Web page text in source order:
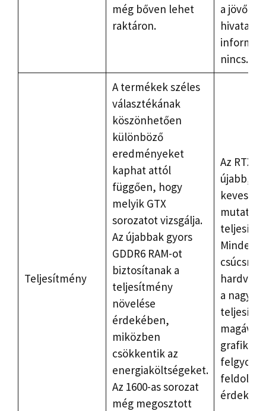
még bőven lehet
raktáron.
a
hivatalos
nincs.
Teljesítmény
A termékek széles
választékának
köszönhetően
különböző
eredményeket
kaphat attól
függően, hogy
melyik GTX
sorozatot vizsgálja.
Az újabbak gyors
GDDR6 RAM-ot
biztosítanak a
teljesítmény
növelése
érdekében,
miközben
csökkentik az
energiaköltségeket.
Az 1600-as sorozat
még megosztott
Az RTX
újabb, és
mutat a
Minden
hardvert
a nagy
magával
grafika és